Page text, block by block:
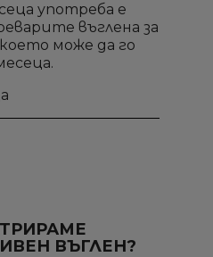
употреба е
въглена за
може да го
ВЪГЛЕН?